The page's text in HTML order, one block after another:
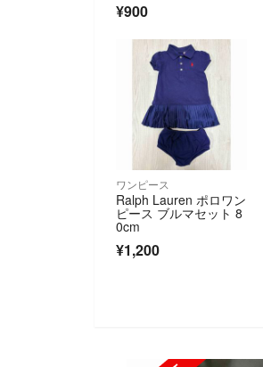
¥900
ワンピース
Ralph Lauren ポロワン
ピース ブルマセット 8
0cm
¥1,200